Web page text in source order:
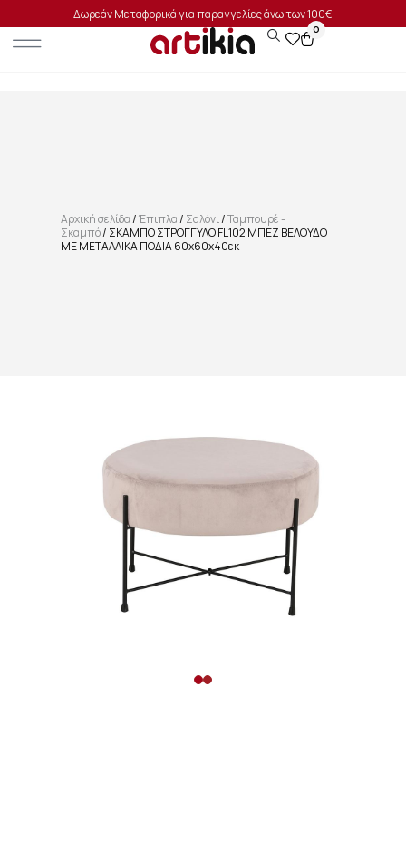
Δωρεάν Μεταφορικά για παραγγελίες άνω των 100€
0
Αρχική σελίδα/Έπιπλα/ Σαλόνι/Ταμπουρέ -
Σκαμπό/ ΣΚΑΜΠΟ ΣΤΡΟΓΓΥΛΟ FL102 ΜΠΕΖ ΒΕΛΟΥΔΟ
ΜΕ ΜΕΤΑΛΛΙΚΑ ΠΟΔΙΑ 60x60x40εκ